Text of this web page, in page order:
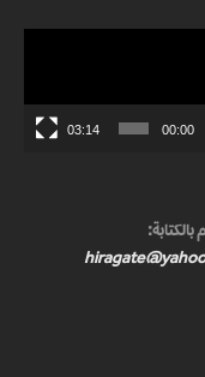
00:00
03:14
بالكتابة: